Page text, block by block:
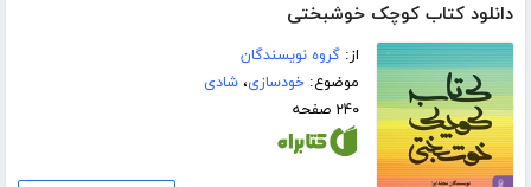
دانلود کتاب کوچک خوشبختی
از:گروه نویسندگان
موضوع:خودسازی،شادی
۲۴۰ صفحه